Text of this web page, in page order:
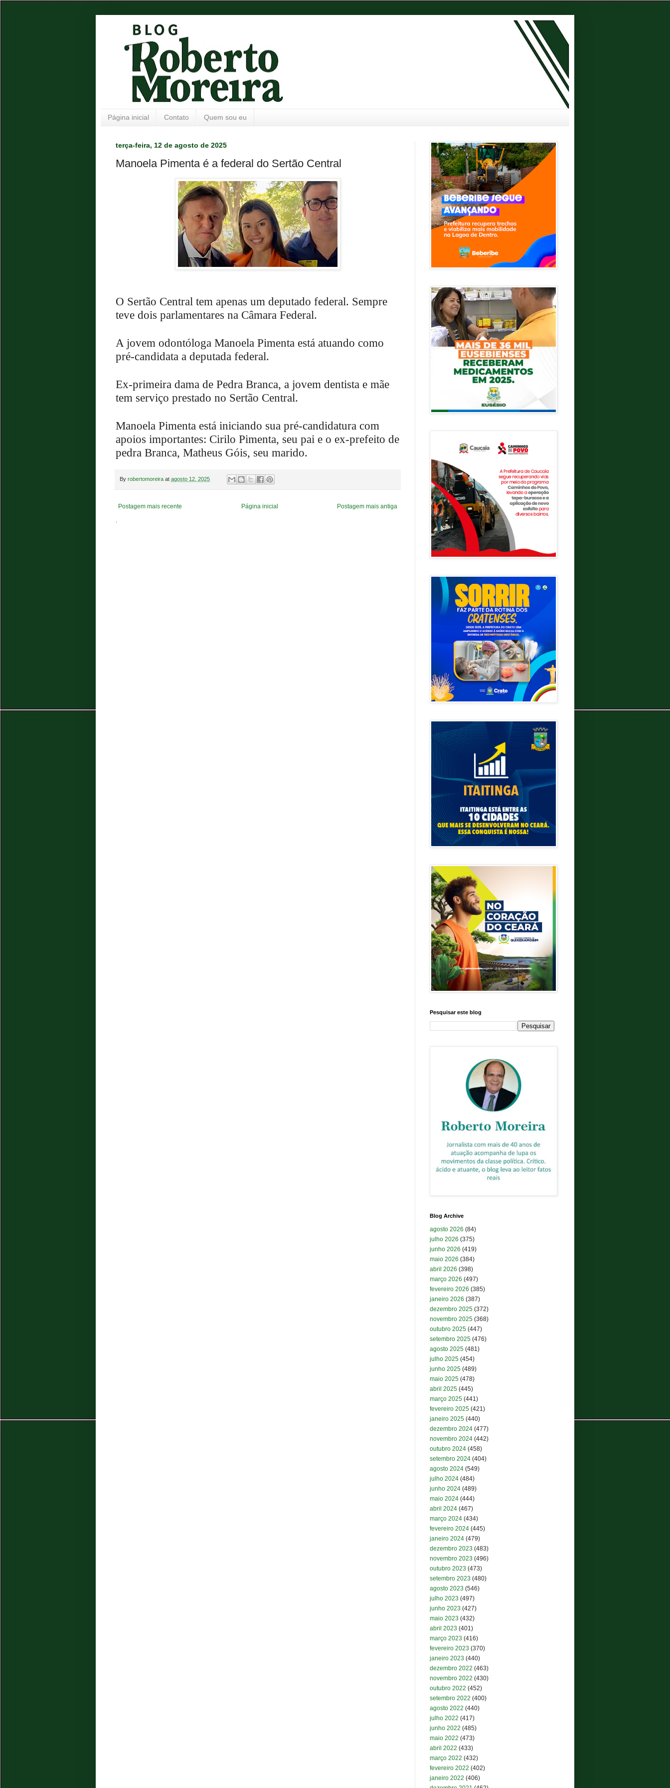
Página inicial Contato Quem sou eu
terça-feira, 12 de agosto de 2025
Manoela Pimenta é a federal do Sertão Central
O Sertão Central tem apenas um deputado federal. Sempre
teve dois parlamentares na Câmara Federal.
A jovem odontóloga Manoela Pimenta está atuando como
pré-candidata a deputada federal.
Ex-primeira dama de Pedra Branca, a jovem dentista e mãe
tem serviço prestado no Sertão Central.
Manoela Pimenta está iniciando sua pré-candidatura com
apoios importantes: Cirilo Pimenta, seu pai e o ex-prefeito de
pedra Branca, Matheus Góis, seu marido.
By robertomoreira at agosto 12, 2025
Postagem mais recente Postagem mais antiga
Página inicial
.
Pesquisar este blog
Blog Archive
agosto 2026 (84)
julho 2026 (375)
junho 2026 (419)
maio 2026 (384)
abril 2026 (398)
março 2026 (497)
fevereiro 2026 (385)
janeiro 2026 (387)
dezembro 2025 (372)
novembro 2025 (368)
outubro 2025 (447)
setembro 2025 (476)
agosto 2025 (481)
julho 2025 (454)
junho 2025 (489)
maio 2025 (478)
abril 2025 (445)
março 2025 (441)
fevereiro 2025 (421)
janeiro 2025 (440)
dezembro 2024 (477)
novembro 2024 (442)
outubro 2024 (458)
setembro 2024 (404)
agosto 2024 (549)
julho 2024 (484)
junho 2024 (489)
maio 2024 (444)
abril 2024 (467)
março 2024 (434)
fevereiro 2024 (445)
janeiro 2024 (479)
dezembro 2023 (483)
novembro 2023 (496)
outubro 2023 (473)
setembro 2023 (480)
agosto 2023 (546)
julho 2023 (497)
junho 2023 (427)
maio 2023 (432)
abril 2023 (401)
março 2023 (416)
fevereiro 2023 (370)
janeiro 2023 (440)
dezembro 2022 (463)
novembro 2022 (430)
outubro 2022 (452)
setembro 2022 (400)
agosto 2022 (440)
julho 2022 (417)
junho 2022 (485)
maio 2022 (473)
abril 2022 (433)
março 2022 (432)
fevereiro 2022 (402)
janeiro 2022 (406)